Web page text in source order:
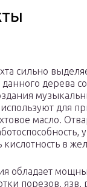
сильно
дерева
для
масло.
в
обладает
порезов,